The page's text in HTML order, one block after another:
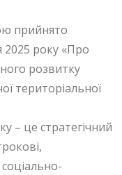
прийнято
2025 року «Про
розвитку
територіальної
– це стратегічний